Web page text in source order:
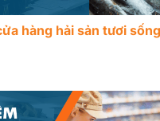
hàng hải sản tươi